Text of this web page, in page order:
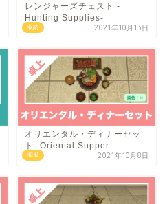
収納
レンジャーズチェスト -
Hunting Supplies-
2021年10月13日
和風
オリエンタル・ディナーセッ
ト -Oriental Supper-
2021年10月8日